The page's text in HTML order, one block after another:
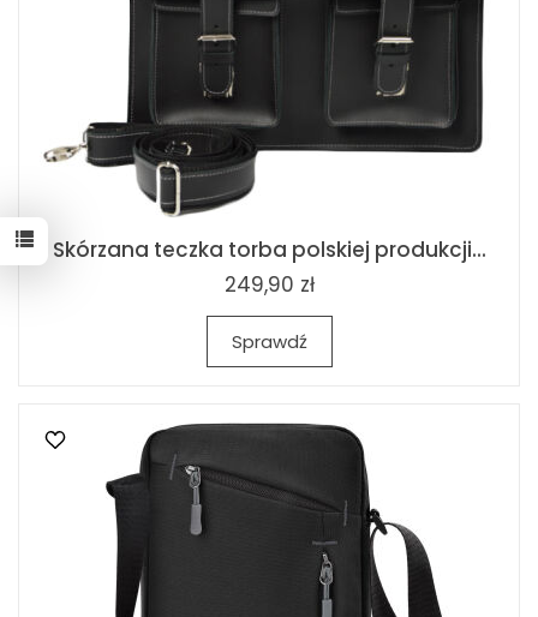
Skórzana teczka torba polskiej produkcji...
249,90 zł
Sprawdź